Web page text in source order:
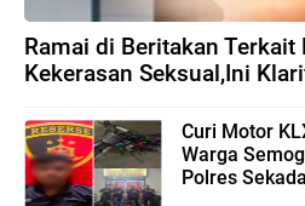
Ramai di Beritakan Terkait
Kekerasan Seksual,Ini
Curi Motor
Warga
Polres